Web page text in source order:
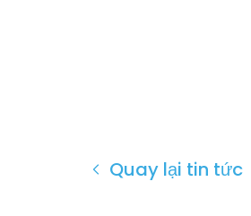
Quay lại tin tức